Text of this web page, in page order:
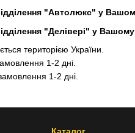
"Автолюкс" у
"Делівері" у Вашому
територією України.
1-2 дні.
1-2 дні.